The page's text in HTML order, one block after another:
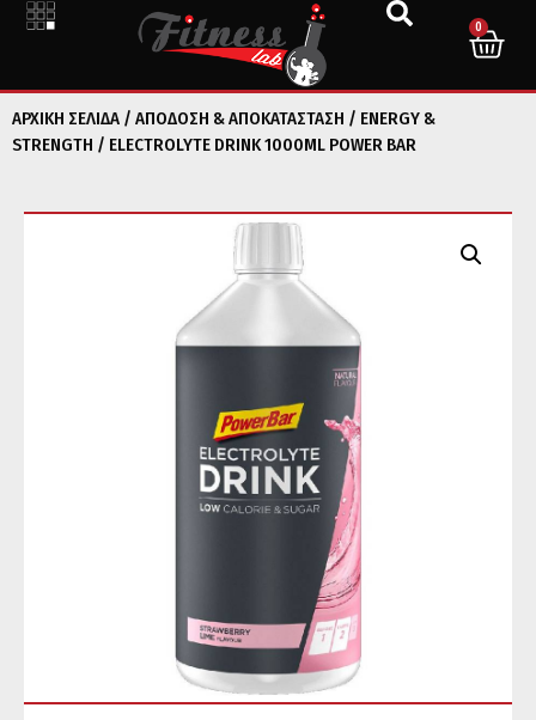
0
ΑΡΧΙΚΉ ΣΕΛΊΔΑ / ΑΠΟΔΟΣΗ & ΑΠΟΚΑΤΑΣΤΑΣΗ / ENERGY &
STRENGTH / ELECTROLYTE DRINK 1000ML POWER BAR